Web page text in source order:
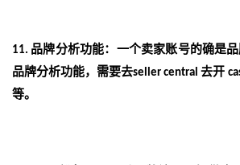
11. 品牌分析功能： 一个卖家账号的确是
品牌分析功能，需要去seller central 去开
等。